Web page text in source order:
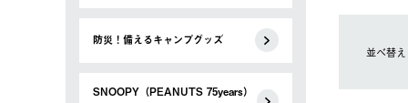
防災！備えるキャンプグッズ
SNOOPY（PEANUTS 75years）
並べ替え